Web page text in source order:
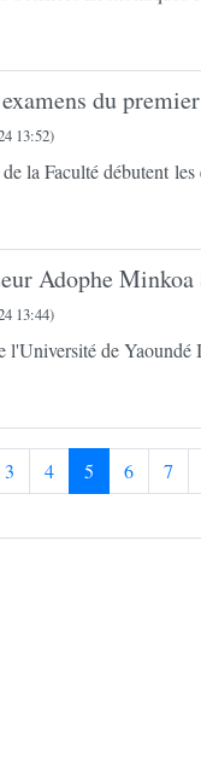
du premier
13:52)
la Faculté débutent les
Adophe Minkoa
13:44)
l'Université de
3 4 5 6 7